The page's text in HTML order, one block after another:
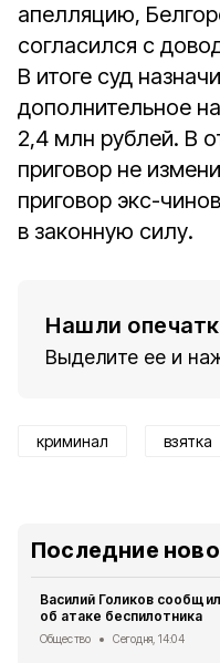
апелляцию,
согласился с
В итоге суд
дополнительное
2,4 млн рублей. В
приговор не
приговор экс-
в законную силу.
Нашли
Выделите ее и
криминал взятка
Последние
Василий Голиков сообщил
об атаке беспилотника
Общество Сегодня, 14:04